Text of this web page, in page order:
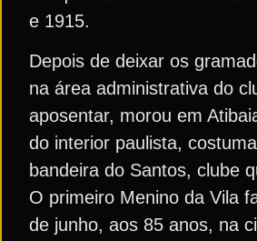
e 1915.
Depois de deixar os
na área administrativa do
aposentar, morou em
do interior paulista,
bandeira do Santos, clube
O primeiro Menino da Vila
de junho, aos 85 anos, na